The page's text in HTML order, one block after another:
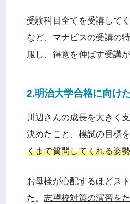
受験科目全てを受講して
など、マナビスの受講の特
服し、得意を伸ばす受講
2.明治大学合格に向け
川辺さんの成長を大きく
決めたこと、模試の目標
くまで質問してくれる姿勢
お母様が心配するほどス
た。 志望校対策の演習を